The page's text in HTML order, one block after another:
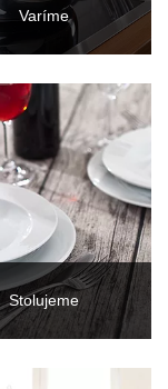
Varíme
Stolujeme